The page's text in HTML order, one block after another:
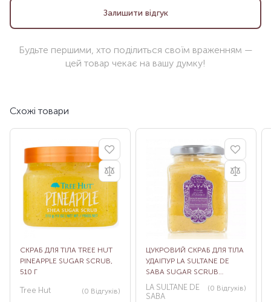
Залишити відгук
Будьте першими, хто поділиться своїм враженням —
цей товар чекає на вашу думку!
Схожі товари
СКРАБ ДЛЯ ТІЛА TREE HUT
PINEAPPLE SUGAR SCRUB,
510 Г
Tree Hut (0 Відгуків)
ЦУКРОВИЙ СКРАБ ДЛЯ ТІЛА
УДАІПУР LA SULTANE DE
SABA SUGAR SCRUB
UDAIPUR, 300 МЛ
LA SULTANE DE
SABA
(0 Відгуків)